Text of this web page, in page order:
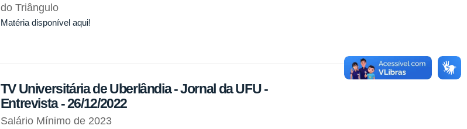
do Triângulo
Matéria disponível aqui!
TV Universitária de Uberlândia - Jornal da UFU -
Entrevista - 26/12/2022
Salário Mínimo de 2023